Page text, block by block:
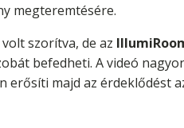
megteremtésére.
szorítva, de az
befedheti. A videó
majd az érdeklődést